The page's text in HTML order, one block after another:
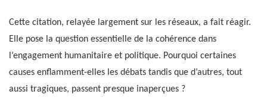
Cette citation, relayée largement sur les réseaux, a fait réagir.
Elle pose la question essentielle de la cohérence dans
l’engagement humanitaire et politique. Pourquoi certaines
causes enflamment-elles les débats tandis que d’autres, tout
aussi tragiques, passent presque inaperçues ?